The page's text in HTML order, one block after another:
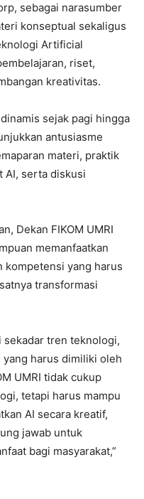
sebagai narasumber
konseptual sekaligus
Artificial
riset,
kreativitas.
sejak pagi hingga
antusiasme
materi, praktik
AI, serta diskusi
Dekan FIKOM UMRI
memanfaatkan
yang harus
transformasi
tren teknologi,
harus dimiliki oleh
UMRI tidak cukup
tetapi harus mampu
AI secara kreatif,
jawab untuk
bagi masyarakat,”